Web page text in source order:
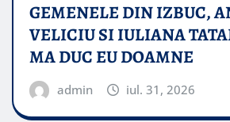
GEMENELE DIN IZBUC,
VELICIU SI IULIANA
MA DUC EU DOAMNE
admin iul. 31, 2026